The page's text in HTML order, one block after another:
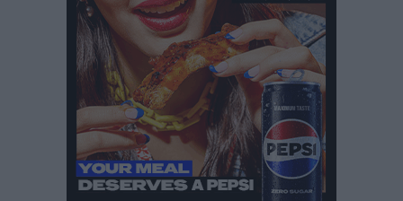
Γ.Σ. Διαγόρας: Εντατική προετοιμασία και επιστροφή
Ρίζου στις Ακαδημίες
Αθλητικά πριν 3 ώρες
Εθνική Ανδρών: Ραντεβού στο Telekom Center Athens
• πριν 3 ώρες
ΕΠΟ: Απέσυρε τη στήριξή της στην υποψηφιότητα
του Ινφαντίνο